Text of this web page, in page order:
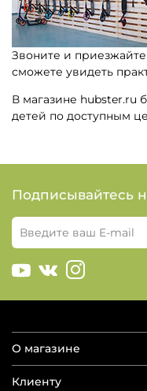
Звоните и
сможете увидеть
В магазине hubster.ru
детей по доступным
Подписывайтесь
О магазине
Клиенту